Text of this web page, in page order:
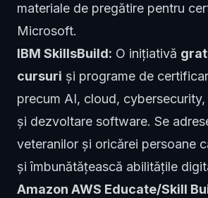
materiale de pregătire pentru
Microsoft.
IBM SkillsBuild: O inițiativă
cursuri și programe de
precum AI, cloud,
și dezvoltare software. Se
veteranilor și oricărei persoane
și îmbunătățească abilitățile
Amazon AWS Educate/Skill